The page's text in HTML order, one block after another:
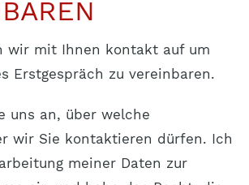
wir mit Ihnen kontakt auf um
Erstgespräch zu vereinbaren.
uns an, über welche
wir Sie kontaktieren dürfen. Ich
meiner Daten zur